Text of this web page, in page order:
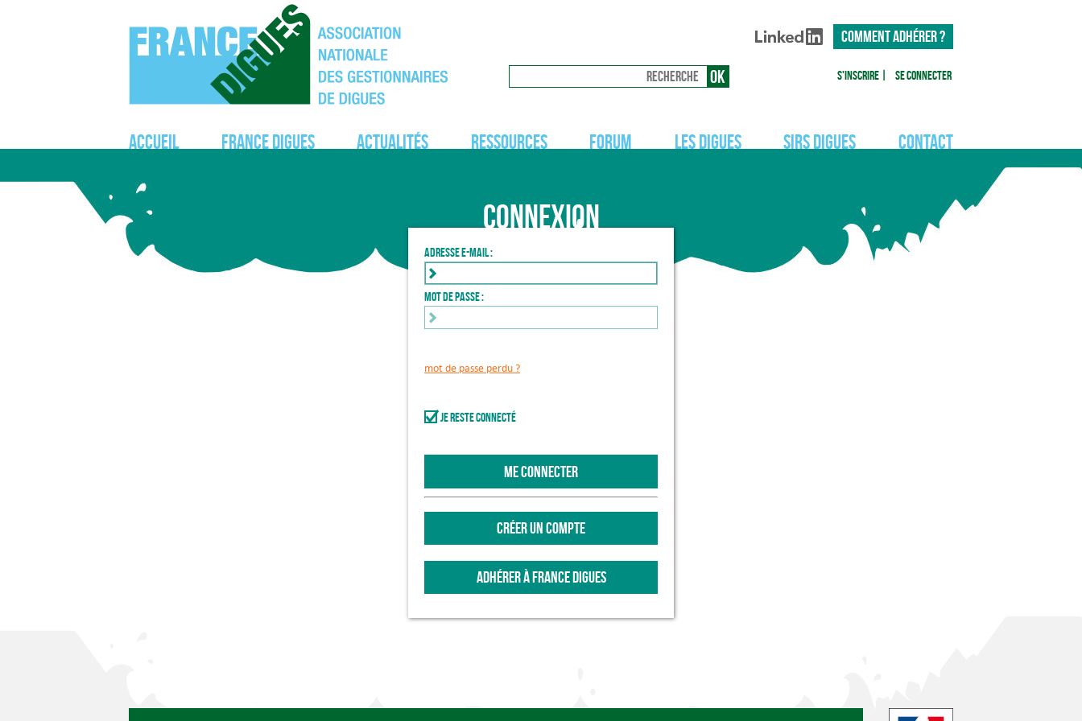
COMMENT ADHÉRER ?
S'inscrire Se connecter
Accueil France Digues Actualités Ressources Forum Les digues SIRS Digues Contact
Connexion
Adresse e-mail :
Mot de passe :
mot de passe perdu ?
Je reste connecté
ME CONNECTER
CRÉER UN COMPTE
ADHÉRER À FRANCE DIGUES